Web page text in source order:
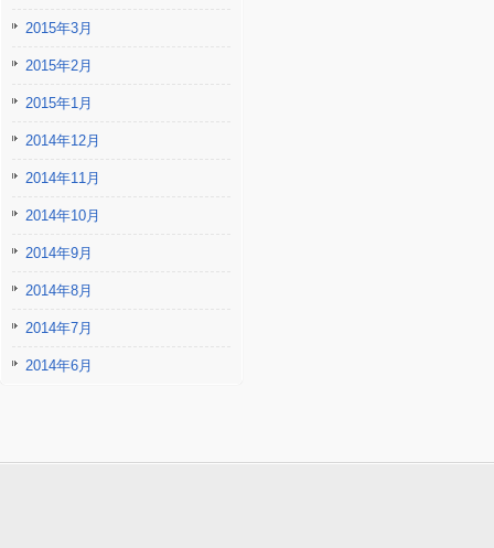
2015年3月
2015年2月
2015年1月
2014年12月
2014年11月
2014年10月
2014年9月
2014年8月
2014年7月
2014年6月